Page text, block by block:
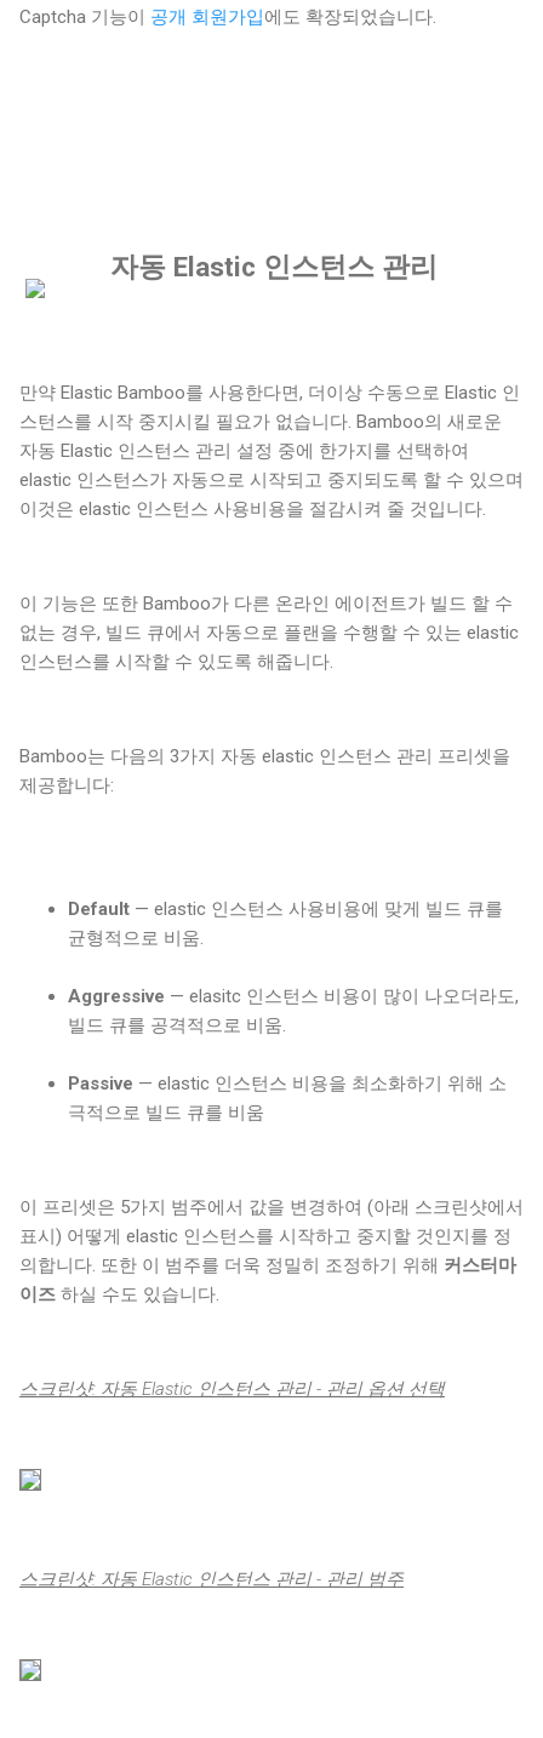
Captcha 기능이 공개 회원가입에도 확장되었습니다.
자동 Elastic 인스턴스 관리
만약 Elastic Bamboo를 사용한다면, 더이상 수동으로 Elastic 인
스턴스를 시작 중지시킬 필요가 없습니다. Bamboo의 새로운
자동 Elastic 인스턴스 관리 설정 중에 한가지를 선택하여
elastic 인스턴스가 자동으로 시작되고 중지되도록 할 수 있으며
이것은 elastic 인스턴스 사용비용을 절감시켜 줄 것입니다.
이 기능은 또한 Bamboo가 다른 온라인 에이전트가 빌드 할 수
없는 경우, 빌드 큐에서 자동으로 플랜을 수행할 수 있는 elastic
인스턴스를 시작할 수 있도록 해줍니다.
Bamboo는 다음의 3가지 자동 elastic 인스턴스 관리 프리셋을
제공합니다:
Default — elastic 인스턴스 사용비용에 맞게 빌드 큐를
균형적으로 비움.
Aggressive — elasitc 인스턴스 비용이 많이 나오더라도,
빌드 큐를 공격적으로 비움.
Passive — elastic 인스턴스 비용을 최소화하기 위해 소
극적으로 빌드 큐를 비움
이 프리셋은 5가지 범주에서 값을 변경하여 (아래 스크린샷에서
표시) 어떻게 elastic 인스턴스를 시작하고 중지할 것인지를 정
의합니다. 또한 이 범주를 더욱 정밀히 조정하기 위해 커스터마
이즈 하실 수도 있습니다.
스크린샷: 자동 Elastic 인스턴스 관리 - 관리 옵션 선택
스크린샷: 자동 Elastic 인스턴스 관리 - 관리 범주